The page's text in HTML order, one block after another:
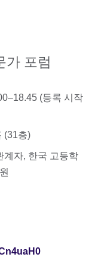
가 포럼
(등록 시작
(31층)
계자, 한국 고등학